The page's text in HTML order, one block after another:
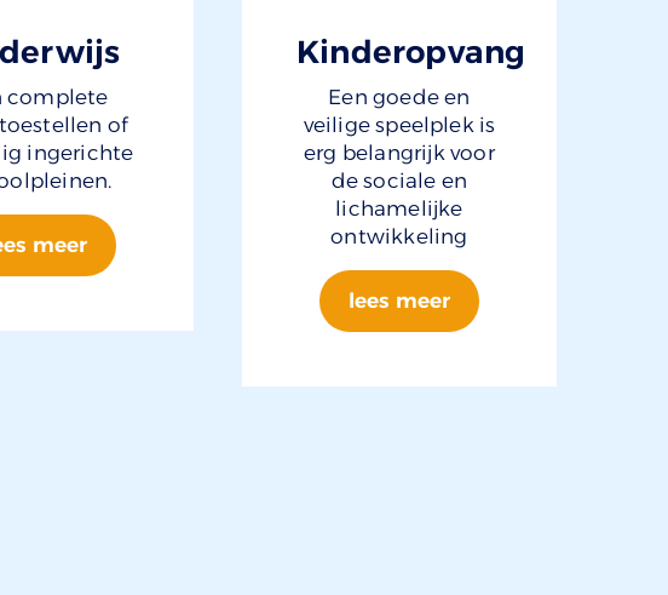
complete
of
ingerichte
meer
Kinderopvang
Een goede en
veilige speelplek is
erg belangrijk voor
de sociale en
lichamelijke
ontwikkeling
lees meer